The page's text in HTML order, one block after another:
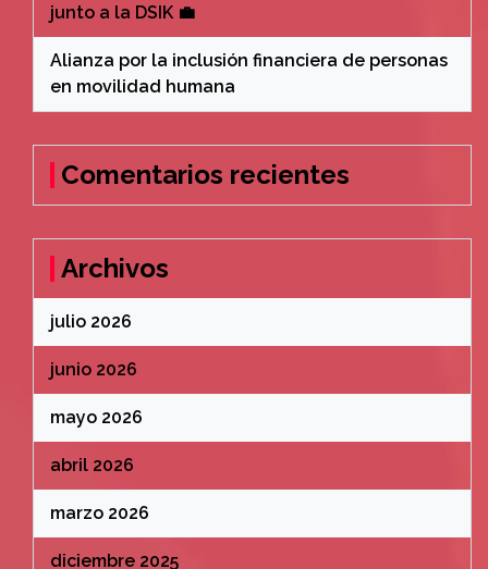
junto a la DSIK 💼
Alianza por la inclusión financiera de personas
en movilidad humana
Comentarios recientes
Archivos
julio 2026
junio 2026
mayo 2026
abril 2026
marzo 2026
diciembre 2025